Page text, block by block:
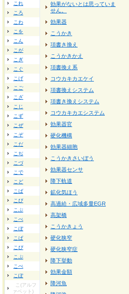
これ
ころ
こわ
こを
こん
こが
こぎ
こぐ
こげ
こご
こざ
こじ
こず
こぜ
こぞ
こだ
こぢ
こづ
こで
こど
こば
こび
こぶ
こべ
こぼ
こぱ
こぴ
こぷ
こぺ
こぽ
こ(アルフ
ァベット)
効果がないとは思っていま
せん。
効果器
こうかき
項書き換え
こうかきかえ
項書換え系
コウカキカエケイ
項書換えシステム
項書き換えシステム
コウカキカエシステム
効果器官
硬化機構
効果器細胞
こうかきさいぼう
効果器センサ
降下軌道
鉱化気ほう
高過給・広域多量EGR
高架橋
こうかきょう
硬化狭窄
硬化狭窄症
降下挙動
効果金額
降河魚